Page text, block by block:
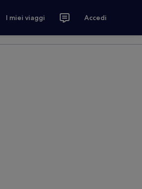
I miei viaggi Accedi